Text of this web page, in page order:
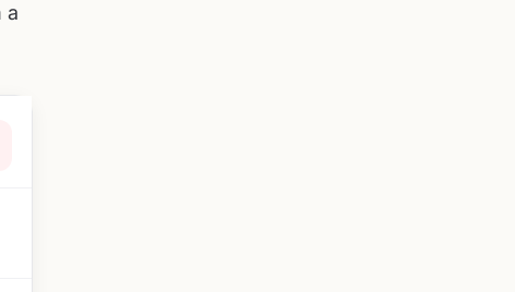
a